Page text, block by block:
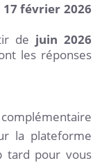
17 février 2026
de juin 2026
les réponses
la plateforme
tard pour vous